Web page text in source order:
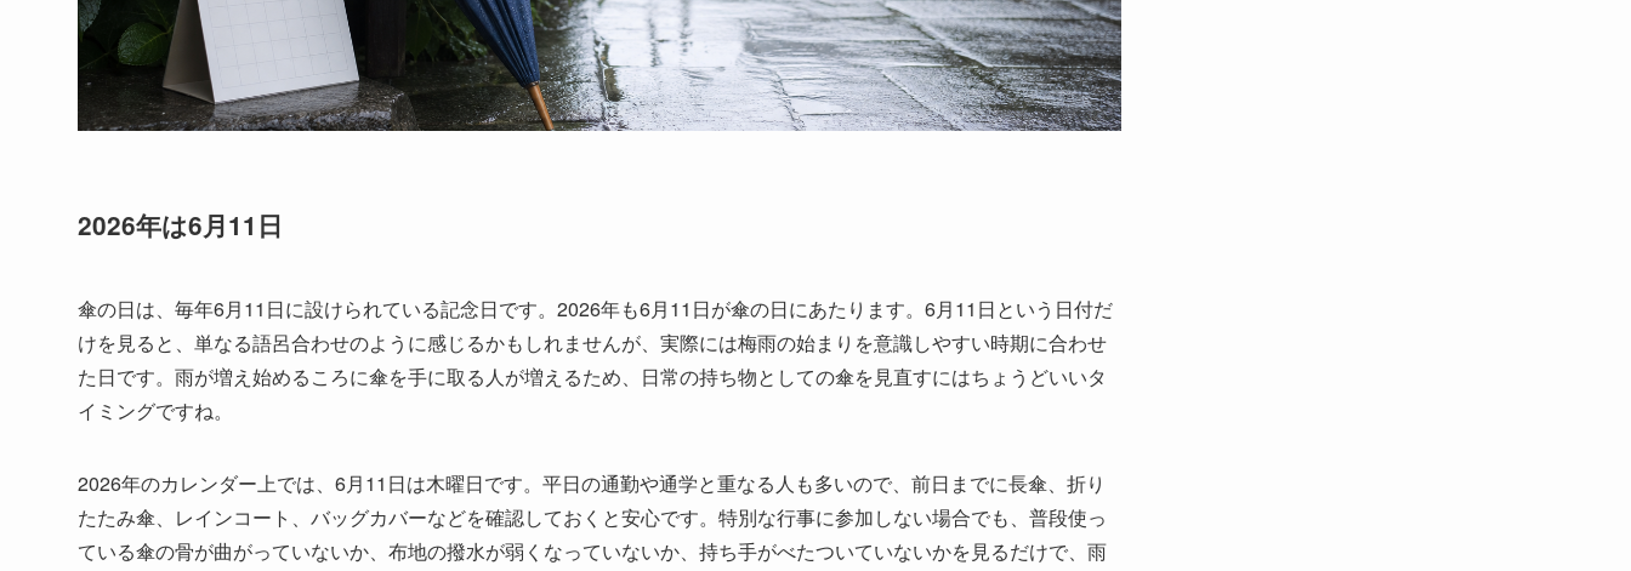
2026年は6月11日
傘の日は、毎年6月11日に設けられている記念日です。2026年も6月11日が傘の日にあたります。6月11日という日付だ
けを見ると、単なる語呂合わせのように感じるかもしれませんが、実際には梅雨の始まりを意識しやすい時期に合わせ
た日です。雨が増え始めるころに傘を手に取る人が増えるため、日常の持ち物としての傘を見直すにはちょうどいいタ
イミングですね。
2026年のカレンダー上では、6月11日は木曜日です。平日の通勤や通学と重なる人も多いので、前日までに長傘、折り
たたみ傘、レインコート、バッグカバーなどを確認しておくと安心です。特別な行事に参加しない場合でも、普段使っ
ている傘の骨が曲がっていないか、布地の撥水が弱くなっていないか、持ち手がべたついていないかを見るだけで、雨